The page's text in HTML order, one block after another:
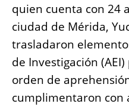
quien cuenta con 24
ciudad de Mérida,
trasladaron
de Investigación
orden de
cumplimentaron con